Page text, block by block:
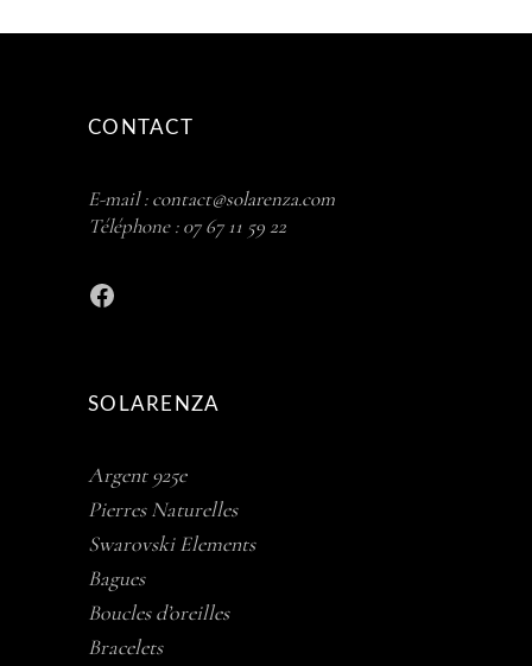
CONTACT
E-mail :contact@solarenza.com
Téléphone :07 67 11 59 22
Facebook
SOLARENZA
Argent 925e
Pierres Naturelles
Swarovski Elements
Bagues
Boucles d’oreilles
Bracelets